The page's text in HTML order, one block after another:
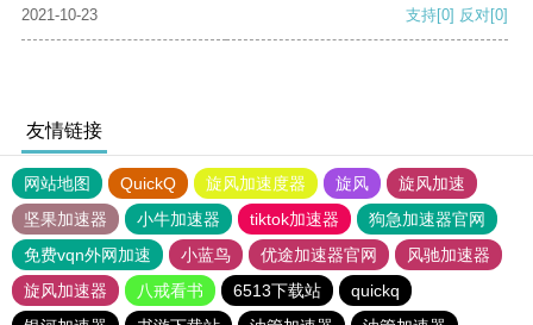
2021-10-23 支持[0] 反对[0]
友情链接
网站地图 QuickQ 旋风加速度器 旋风
旋风加速
坚果加速器
小牛加速器 tiktok加速器
狗急加速器官网
免费vqn外网加速
小蓝鸟 优途加速器官网
风驰加速器
旋风加速器
八戒看书 6513下载站
quickq